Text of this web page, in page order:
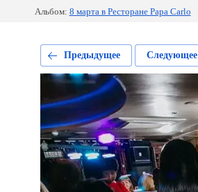
Альбом: 8 марта в Ресторане Papa Carlo
Предыдущее Следующее